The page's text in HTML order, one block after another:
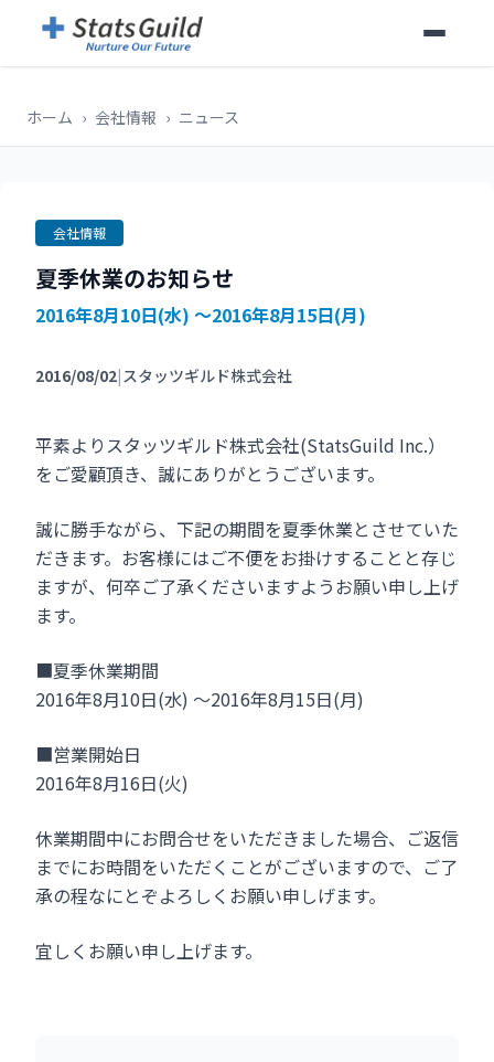
ホーム › 会社情報 › ニュース
会社情報
夏季休業のお知らせ
2016年8月10日(水) ～2016年8月15日(月)
2016/08/02|スタッツギルド株式会社
平素よりスタッツギルド株式会社(StatsGuild Inc.）
をご愛顧頂き、誠にありがとうございます。
誠に勝手ながら、下記の期間を夏季休業とさせていた
だきます。お客様にはご不便をお掛けすることと存じ
ますが、何卒ご了承くださいますようお願い申し上げ
ます。
■夏季休業期間
2016年8月10日(水) ～2016年8月15日(月)
■営業開始日
2016年8月16日(火)
休業期間中にお問合せをいただきました場合、ご返信
までにお時間をいただくことがございますので、ご了
承の程なにとぞよろしくお願い申しげます。
宜しくお願い申し上げます。